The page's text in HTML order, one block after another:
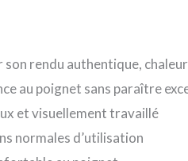
rendu authentique,
au poignet sans paraître
et visuellement travaillé
normales d’utilisation